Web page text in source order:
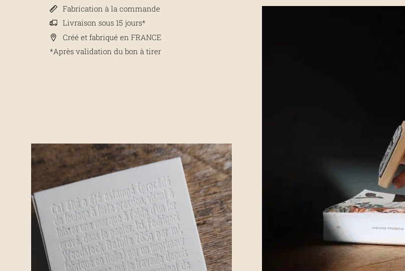
Fabrication à la commande
Livraison sous 15 jours*
Créé et fabriqué en FRANCE
*Après validation du bon à tirer